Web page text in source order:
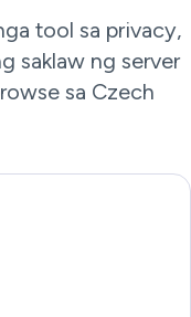
tool sa privacy,
saklaw ng server
sa Czech